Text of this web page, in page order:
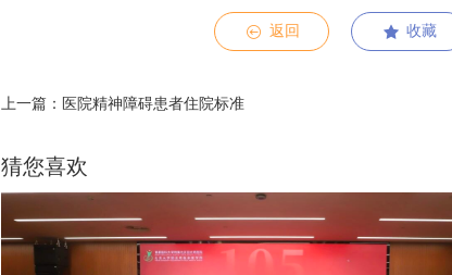
返回 收藏
上一篇：医院精神障碍患者住院标准
猜您喜欢